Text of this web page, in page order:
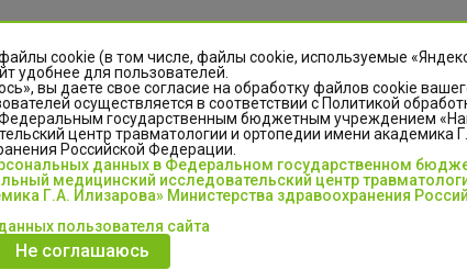
остеомиелит – где граница?»Скачать
с орфанными заболеаниями на примере клинической
при лечении больных с осложнением
cookie (в том числе, файлы cookie, используемые
удобнее для пользователей.
вы даете свое согласие на обработку файлов cookie
осуществляется в соответствии с Политикой
государственным бюджетным учреждением
центр травматологии и ортопедии имени академика
Российской Федерации.
данных в Федеральном государственном
медицинский исследовательский центр
Г.А. Илизарова» Министерства здравоохранения
пользователя сайта
Не соглашаюсь